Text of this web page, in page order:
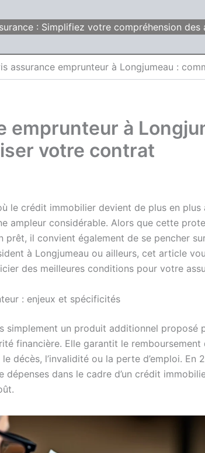
: Simplifiez votre compréhension des
assurance emprunteur à Longjumeau :
emprunteur à
votre contrat
le crédit immobilier devient de plus en plus
ampleur considérable. Alors que cette
prêt, il convient également de se pencher
à Longjumeau ou ailleurs, cet article
des meilleures conditions pour votre
: enjeux et spécificités
simplement un produit additionnel proposé
financière. Elle garantit le
décès, l’invalidité ou la perte d’emploi. En
dépenses dans le cadre d’un crédit